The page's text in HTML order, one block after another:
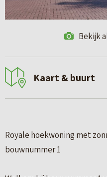
Bekijk
Kaart & buurt
Royale hoekwoning met
bouwnummer 1